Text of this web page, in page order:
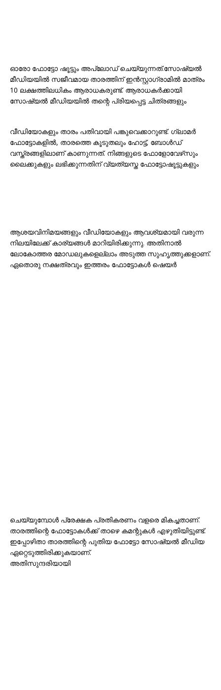
ഓരോ ഫോട്ടോ ഷൂട്ടും അപ്‌ലോഡ് ചെയ്യുന്നത്.സോഷ്യൽ
മീഡിയയിൽ സജീവമായ താരത്തിന് ഇൻസ്റ്റാഗ്രാമിൽ മാത്രം
10 ലക്ഷത്തിലധികം ആരാധകരുണ്ട്. ആരാധകർക്കായി
സോഷ്യൽ മീഡിയയിൽ തന്റെ പ്രിയപ്പെട്ട ചിത്രങ്ങളും
വീഡിയോകളും താരം പതിവായി പങ്കുവെക്കാറുണ്ട്. ഗ്ലാമർ
ഫോട്ടോകളിൽ, താരത്തെ കൂടുതലും ഹോട്ട്, ബോൾഡ്
വസ്ത്രങ്ങളിലാണ് കാണുന്നത്. നിങ്ങളുടെ ഫോളോവേഴ്‌സും
ലൈക്കുകളും ലഭിക്കുന്നതിന് വ്യത്യസ്ത ഫോട്ടോഷൂട്ടുകളും
ആശയവിനിമയങ്ങളും വീഡിയോകളും ആവശ്യമായി വരുന്ന
നിലയിലേക്ക് കാര്യങ്ങൾ മാറിയിരിക്കുന്നു. അതിനാൽ
ലോകോത്തര മോഡലുകളെല്ലാം അടുത്ത സുഹൃത്തുക്കളാണ്.
ഏതൊരു നക്ഷത്രവും ഇത്തരം ഫോട്ടോകൾ ഷെയർ
ചെയ്യുമ്പോൾ പ്രേക്ഷക പ്രതികരണം വളരെ മികച്ചതാണ്.
താരത്തിന്റെ ഫോട്ടോകൾക്ക് താഴെ കമന്റുകൾ എഴുതിയിട്ടുണ്ട്.
ഇപ്പോഴിതാ താരത്തിന്റെ പുതിയ ഫോട്ടോ സോഷ്യൽ മീഡിയ
ഏറ്റെടുത്തിരിക്കുകയാണ്.
അതിസുന്ദരിയായി